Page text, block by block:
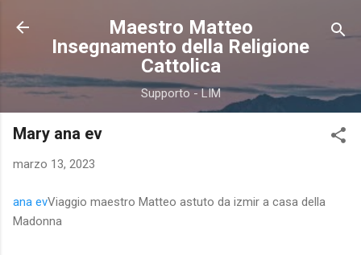
Passa ai contenuti principali
Maestro Matteo
Insegnamento della Religione
Cattolica
Supporto - LIM
Mary ana ev
marzo 13, 2023
ana evViaggio maestro Matteo astuto da izmir a casa della
Madonna